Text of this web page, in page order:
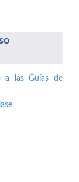
a las Guías de